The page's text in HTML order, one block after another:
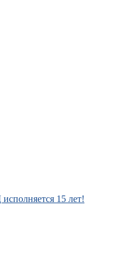
15 лет!